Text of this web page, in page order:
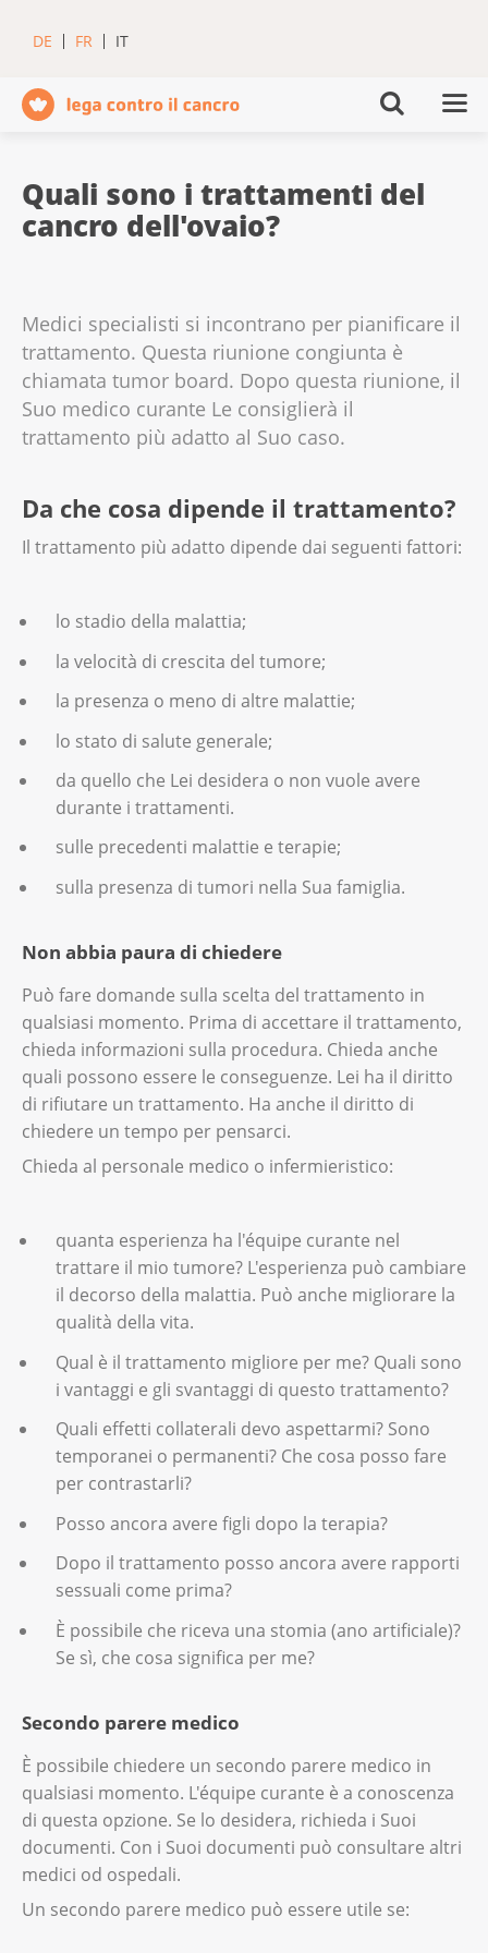
DE FR IT
Quali sono i trattamenti del
cancro dell'ovaio?
Medici specialisti si incontrano per pianificare il
trattamento. Questa riunione congiunta è
chiamata tumor board. Dopo questa riunione, il
Suo medico curante Le consiglierà il
trattamento più adatto al Suo caso.
Da che cosa dipende il trattamento?
Il trattamento più adatto dipende dai seguenti fattori:
lo stadio della malattia;
la velocità di crescita del tumore;
la presenza o meno di altre malattie;
lo stato di salute generale;
da quello che Lei desidera o non vuole avere
durante i trattamenti.
sulle precedenti malattie e terapie;
sulla presenza di tumori nella Sua famiglia.
Non abbia paura di chiedere
Può fare domande sulla scelta del trattamento in
qualsiasi momento. Prima di accettare il trattamento,
chieda informazioni sulla procedura. Chieda anche
quali possono essere le conseguenze. Lei ha il diritto
di rifiutare un trattamento. Ha anche il diritto di
chiedere un tempo per pensarci.
Chieda al personale medico o infermieristico:
quanta esperienza ha l'équipe curante nel
trattare il mio tumore? L'esperienza può cambiare
il decorso della malattia. Può anche migliorare la
qualità della vita.
Qual è il trattamento migliore per me? Quali sono
i vantaggi e gli svantaggi di questo trattamento?
Quali effetti collaterali devo aspettarmi? Sono
temporanei o permanenti? Che cosa posso fare
per contrastarli?
Posso ancora avere figli dopo la terapia?
Dopo il trattamento posso ancora avere rapporti
sessuali come prima?
È possibile che riceva una stomia (ano artificiale)?
Se sì, che cosa significa per me?
Secondo parere medico
È possibile chiedere un secondo parere medico in
qualsiasi momento. L'équipe curante è a conoscenza
di questa opzione. Se lo desidera, richieda i Suoi
documenti. Con i Suoi documenti può consultare altri
medici od ospedali.
Un secondo parere medico può essere utile se: